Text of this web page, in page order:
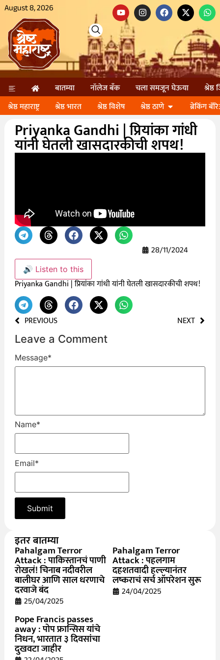
August 8, 2026
बातम्या नॉलेज बॅंक चला समजून घेऊया
श्रेष्ठ
श्रेष्ठ महाराष्ट्र
श्रेष्ठ भारत श्रेष्ठ विशेष श्रेष्ठ ठाणे ब्रेकिंग
Priyanka Gandhi | प्रियांका गांधी
यांनी घेतली खासदारकीची शपथ!
28/11/2024
🔊 Listen to this
Priyanka Gandhi | प्रियांका गांधी यांनी घेतली खासदारकीची शपथ!
PREVIOUS NEXT
Leave a Comment
Message*
Name*
Email*
इतर बातम्या
Pahalgam Terror
Attack : पाकिस्तानचं पाणी
रोखलं! चिनाब नदीवरील
बालीघर आणि साल धरणाचे
दरवाजे बंद
25/04/2025
Pahalgam Terror
Attack : पहलगाम
दहशतवादी हल्ल्यानंतर
लष्कराचं सर्च ऑपरेशन सुरू
24/04/2025
Pope Francis passes
away : पोप फ्रान्सिस यांचे
निधन, भारतात ३ दिवसांचा
दुखवटा जाहीर